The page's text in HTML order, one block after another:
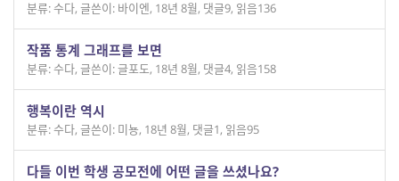
분류: 수다, 글쓴이: 바이엔, 18년 8월, 댓글9, 읽음136
작품 통계 그래프를 보면
분류: 수다, 글쓴이: 글포도, 18년 8월, 댓글4, 읽음158
행복이란 역시
분류: 수다, 글쓴이: 미뇽, 18년 8월, 댓글1, 읽음95
다들 이번 학생 공모전에 어떤 글을 쓰셨나요?